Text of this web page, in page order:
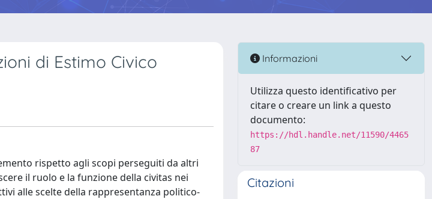
di Estimo Civico
rispetto agli scopi perseguiti da altri
il ruolo e la funzione della civitas nei
alle scelte della rappresentanza politico-
Informazioni
Utilizza questo identificativo per
citare o creare un link a questo
documento:
https://hdl.handle.net/11590/4465
87
Citazioni